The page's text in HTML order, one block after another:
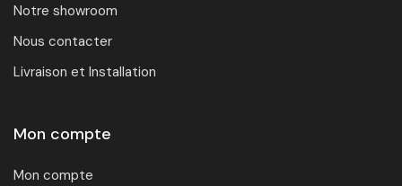
Notre showroom
Nous contacter
Livraison et Installation
Mon compte
Mon compte